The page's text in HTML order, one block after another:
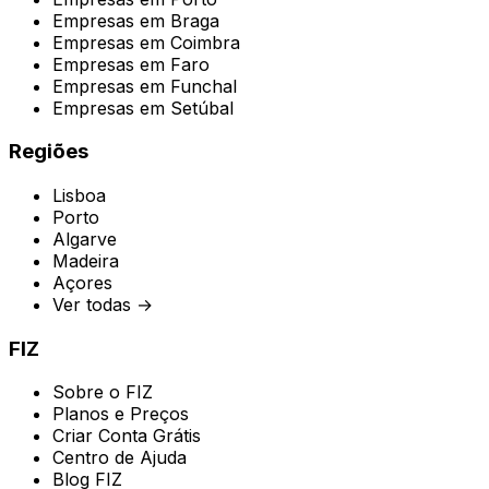
Empresas em Braga
Empresas em Coimbra
Empresas em Faro
Empresas em Funchal
Empresas em Setúbal
Regiões
Lisboa
Porto
Algarve
Madeira
Açores
Ver todas →
FIZ
Sobre o FIZ
Planos e Preços
Criar Conta Grátis
Centro de Ajuda
Blog FIZ